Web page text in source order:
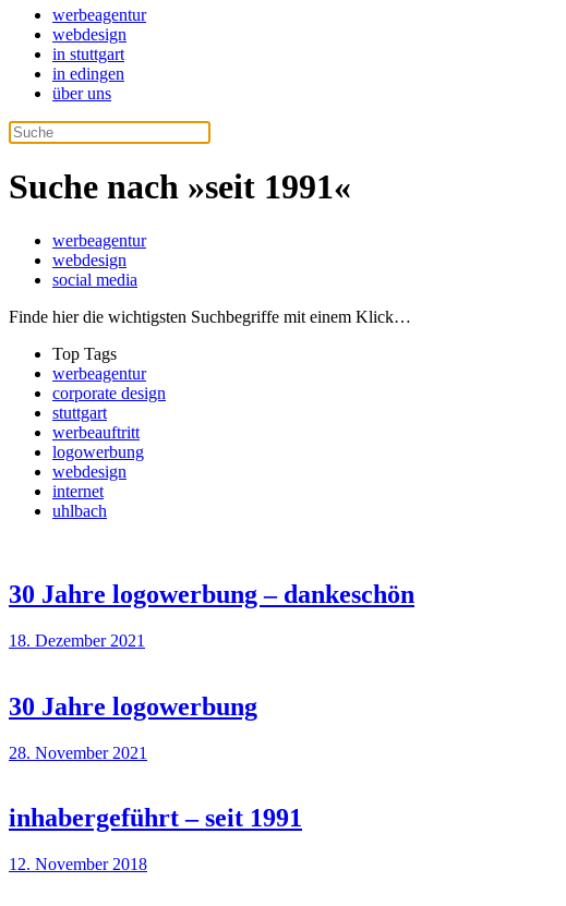
werbeagentur
webdesign
in stuttgart
in edingen
über uns
Suche nach »seit 1991«
werbeagentur
webdesign
social media
Finde hier die wichtigsten Suchbegriffe mit einem Klick…
Top Tags
werbeagentur
corporate design
stuttgart
werbeauftritt
logowerbung
webdesign
internet
uhlbach
30 Jahre logowerbung – dankeschön
18. Dezember 2021
30 Jahre logowerbung
28. November 2021
inhabergeführt – seit 1991
12. November 2018